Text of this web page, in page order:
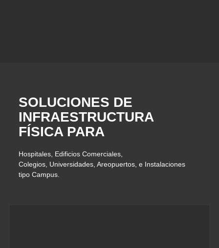
SOLUCIONES DE
INFRAESTRUCTURA
FÍSICA PARA
Hospitales, Edificios Comerciales,
Colegios, Universidades, Areopuertos, e Instalaciones
tipo Campus.